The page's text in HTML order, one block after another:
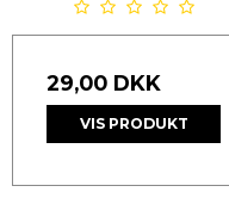
29,00 DKK
VIS PRODUKT